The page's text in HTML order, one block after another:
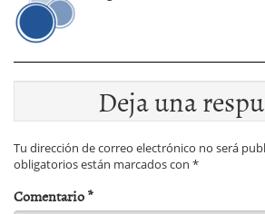
Deja una
Tu dirección de correo electrónico no será
obligatorios están marcados con *
Comentario*